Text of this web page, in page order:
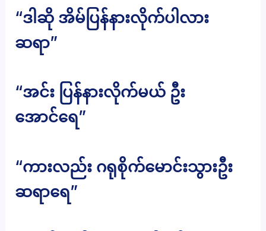
“ဒါဆို အိမ်ပြန်နားလိုက်ပါလား
ဆရာ”
“အင်း ပြန်နားလိုက်မယ် ဦး
အောင်ရေ”
“ကားလည်း ဂရုစိုက်မောင်းသွားဦး
ဆရာရေ”